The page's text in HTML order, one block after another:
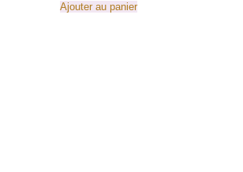
Ajouter au panier